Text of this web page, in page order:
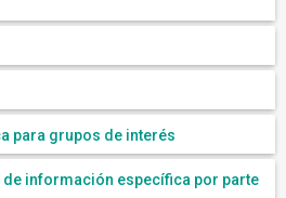
para grupos de interés
información específica por parte